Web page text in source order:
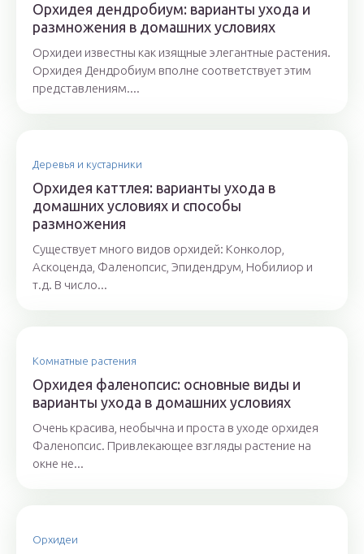
Орхидея дендробиум: варианты ухода и
размножения в домашних условиях
Орхидеи известны как изящные элегантные растения.
Орхидея Дендробиум вполне соответствует этим
представлениям....
Деревья и кустарники
Орхидея каттлея: варианты ухода в
домашних условиях и способы
размножения
Существует много видов орхидей: Конколор,
Аскоценда, Фаленопсис, Эпидендрум, Нобилиор и
т.д. В число...
Комнатные растения
Орхидея фаленопсис: основные виды и
варианты ухода в домашних условиях
Очень красива, необычна и проста в уходе орхидея
Фаленопсис. Привлекающее взгляды растение на
окне не...
Орхидеи